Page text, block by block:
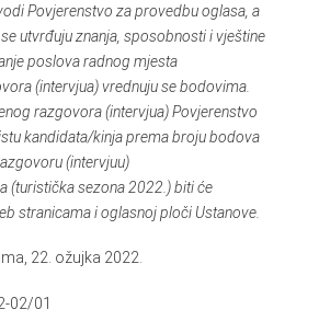
Povjerenstvo za provedbu oglasa, a
utvrđuju znanja, sposobnosti i vještine
poslova radnog mjesta
(intervjua) vrednuju se bodovima.
razgovora (intervjua) Povjerenstvo
kandidata/kinja prema broju bodova
(intervjuu)
(turistička sezona 2022.) biti će
stranicama i oglasnoj ploči Ustanove.
22. ožujka 2022.
02/01